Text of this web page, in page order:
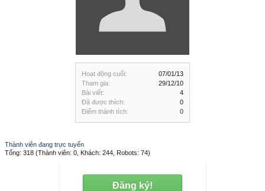
Hoạt động cuối:
07/01/13
Tham gia:
29/12/10
Bài viết:
4
Đã được thích:
0
Điểm thành tích:
0
Thành viên đang trực tuyến
Tổng: 318 (Thành viên: 0, Khách: 244, Robots: 74)
Đăng ký!